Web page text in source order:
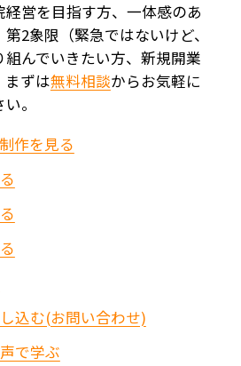
営を目指す方、一体感のあ
2象限（緊急ではないけど、
んでいきたい方、新規開業
まずは無料相談からお気軽に
。
作を見る
込む(お問い合わせ)
で学ぶ